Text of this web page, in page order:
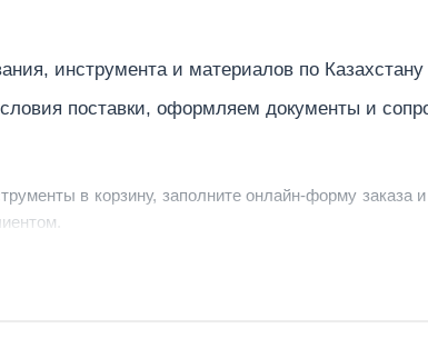
инструмента и материалов по Казахстану
поставки, оформляем документы и
в корзину, заполните онлайн-форму заказа
рассчитать стоимость поставки и предложить